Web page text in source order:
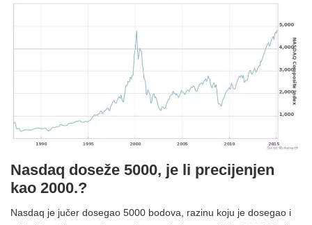
Nasdaq doseže 5000, je li precijenjen
kao 2000.?
Nasdaq je jučer dosegao 5000 bodova, razinu koju je dosegao i